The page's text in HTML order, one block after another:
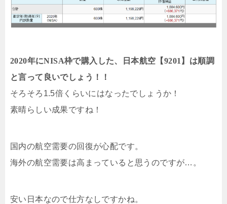
2020年にNISA枠で購入した、日本航空【9201】は順調
と言って良いでしょう！！
そろそろ1.5倍くらいにはなったでしょうか！
素晴らしい成果ですね！
国内の航空需要の回復が心配です。
海外の航空需要は高まっていると思うのですが…。
安い日本なので仕方なしですかね。